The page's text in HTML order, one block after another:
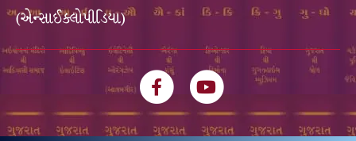
(એન્સાઈક્લોપીડિયા)
FacebookYoutube